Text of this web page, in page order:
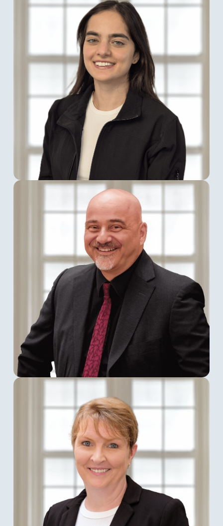
Deutschland GmbH für Marketing & PR
verantwortlich. In seiner Rolle kümmert er
sich um die Außenwirkung des
Unternehmens, sowie um die B2B-Marke
Multiconnect und ist speziell im Bereich des
Performance Marketings tätig. In enger
Zusammenarbeit mit unserem Sales Team
entwickelt er neue Vertriebskampagnen, um
stetig neue Kunden zu erreichen.
Khotan Adler
Khotan Adlerist seit Juli 2025 als Solutions
Managerin bei der spusu Deutschland GmbH
tätig. Mit ihrem ingenieurwissenschaftlichen
Hintergrund unterstützt sie die operative
Umsetzung von Projekten für Multiconnect
Neu- und Bestandskunden und sorgt für
effiziente, zukunftsorientierte Lösungen.
Robert Bertol
Robert Bertolist seit 2015 als Justiziar für
verantwortet neben den rechtlichen und
regulatorischen Angelegenheiten auch das
Carriermanagement. Seit 2011 vertritt er das
Unternehmen in branchenspezifischen
Gremien. Zuvor arbeitete er von 2000 bis
2007 bei verschiedenen
Mobilfunknetzbetreibern in den Bereichen
Customer Service, Customer Relation
Management und Legal Interception.
Zusätzlich zu seiner Qualifikation als
Volljurist verfügt er über eine systemische
Ausbildung und eine Fortbildung in
gewaltfreier Kommunikation.
Doreen Kahlert